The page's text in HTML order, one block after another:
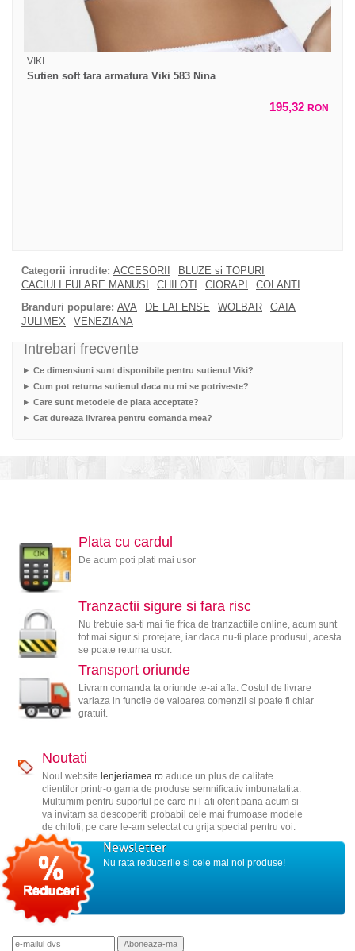
VIKI
Sutien soft fara armatura Viki 583 Nina
195,32 RON
Categorii inrudite: ACCESORII
BLUZE si TOPURI
CACIULI FULARE MANUSI
CHILOTI CIORAPI
COLANTI
Branduri populare: AVA DE LAFENSE WOLBAR
GAIA
JULIMEX
VENEZIANA
Intrebari frecvente
Ce dimensiuni sunt disponibile pentru sutienul Viki?
Cum pot returna sutienul daca nu mi se potriveste?
Care sunt metodele de plata acceptate?
Cat dureaza livrarea pentru comanda mea?
Plata cu cardul
De acum poti plati mai usor
Tranzactii sigure si fara risc
Nu trebuie sa-ti mai fie frica de tranzactiile online, acum sunt
tot mai sigur si protejate, iar daca nu-ti place produsul, acesta
se poate returna usor.
Transport oriunde
Livram comanda ta oriunde te-ai afla. Costul de livrare
variaza in functie de valoarea comenzii si poate fi chiar
gratuit.
Noutati
Noul website lenjeriamea.roaduce un plus de calitate
clientilor printr-o gama de produse semnificativ imbunatatita.
Multumim pentru suportul pe care ni l-ati oferit pana acum si
va invitam sa descoperiti probabil cele mai frumoase modele
de chiloti, pe care le-am selectat cu grija special pentru voi.
Newsletter
Nu rata reducerile si cele mai noi produse!